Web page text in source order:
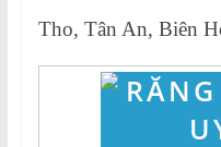
Tho, Tân An, Biên